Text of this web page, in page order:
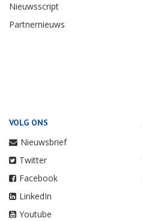
Nieuwsscript
Partnernieuws
VOLG ONS
Nieuwsbrief
Twitter
Facebook
LinkedIn
Youtube